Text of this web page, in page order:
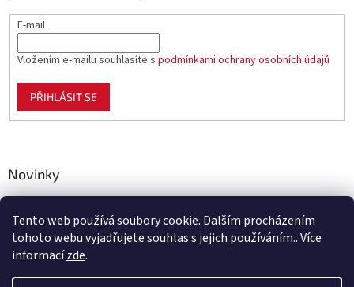
Tento web používá soubory cookie. Dalším procházením
tohoto webu vyjadřujete souhlas s jejich používáním.. Více
informacízde.
E-mail
Vložením e-mailu souhlasíte s podmínkami ochrany osobních údajů
PŘIHLÁSIT SE
Novinky
zahradu, chov i domácnost